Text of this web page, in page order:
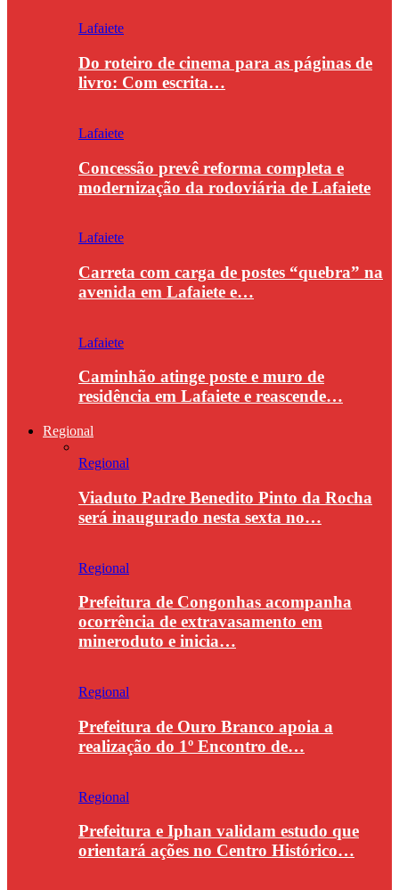
Lafaiete
Do roteiro de cinema para as páginas de
livro: Com escrita…
Lafaiete
Concessão prevê reforma completa e
modernização da rodoviária de Lafaiete
Lafaiete
Carreta com carga de postes “quebra” na
avenida em Lafaiete e…
Lafaiete
Caminhão atinge poste e muro de
residência em Lafaiete e reascende…
Regional
Regional
Viaduto Padre Benedito Pinto da Rocha
será inaugurado nesta sexta no…
Regional
Prefeitura de Congonhas acompanha
ocorrência de extravasamento em
mineroduto e inicia…
Regional
Prefeitura de Ouro Branco apoia a
realização do 1º Encontro de…
Regional
Prefeitura e Iphan validam estudo que
orientará ações no Centro Histórico…